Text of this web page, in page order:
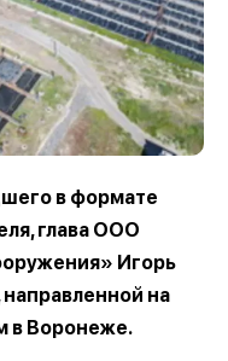
в формате
глава ООО
Игорь
на
в Воронеже.